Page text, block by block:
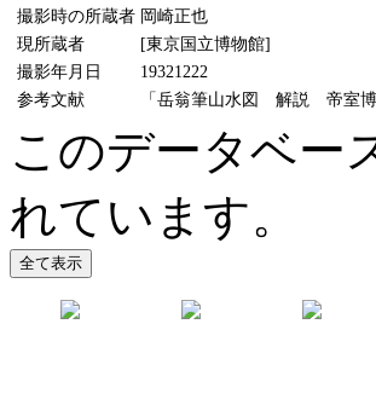
撮影時の所蔵者 岡崎正也
現所蔵者
[東京国立博物館]
撮影年月日
19321222
参考文献
「岳翁筆山水図 解説 帝室博
このデータベー
れています。